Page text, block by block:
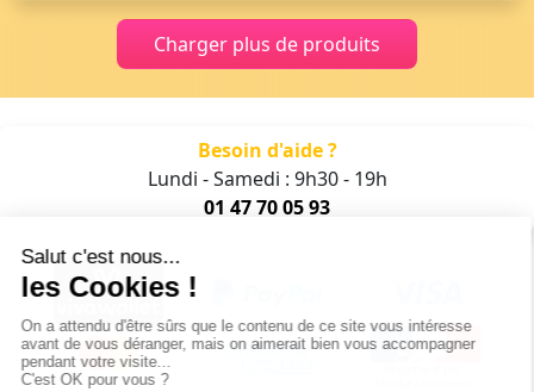
Charger plus de produits
Besoin d'aide ?
Lundi - Samedi : 9h30 - 19h
01 47 70 05 93